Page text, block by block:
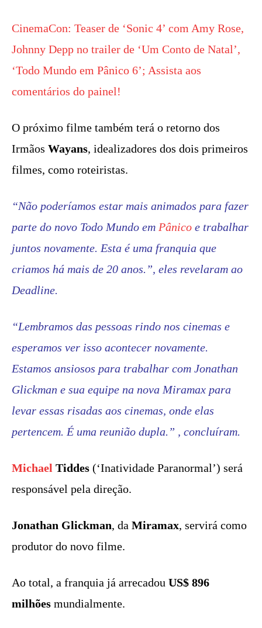
CinemaCon: Teaser de ‘Sonic 4’ com Amy Rose,
Johnny Depp no trailer de ‘Um Conto de Natal’,
‘Todo Mundo em Pânico 6’; Assista aos
comentários do painel!
O próximo filme também terá o retorno dos
Irmãos Wayans, idealizadores dos dois primeiros
filmes, como roteiristas.
“Não poderíamos estar mais animados para fazer
parte do novo Todo Mundo em Pânico e trabalhar
juntos novamente. Esta é uma franquia que
criamos há mais de 20 anos.”, eles revelaram ao
Deadline.
“Lembramos das pessoas rindo nos cinemas e
esperamos ver isso acontecer novamente.
Estamos ansiosos para trabalhar com Jonathan
Glickman e sua equipe na nova Miramax para
levar essas risadas aos cinemas, onde elas
pertencem. É uma reunião dupla.” , concluíram.
Michael Tiddes (‘Inatividade Paranormal’) será
responsável pela direção.
Jonathan Glickman, da Miramax, servirá como
produtor do novo filme.
Ao total, a franquia já arrecadou US$ 896
milhões mundialmente.